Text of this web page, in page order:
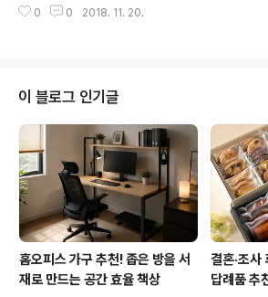
시면 방송..
리게 된 이유 3부 유튜브(난잡TV)로 방송듣기 :
치하고 '윤재홍' 검색 후 구독 신청하시면 방송을 편하게
에서 구독 하기, 다운로드 ..
0 0 2018. 11. 20.
이 블로그 인기글
홈오피스 가구 추천! 좁은 방을 서
재로 만드는 공간 효율 책상
결혼·조사
답례품 추